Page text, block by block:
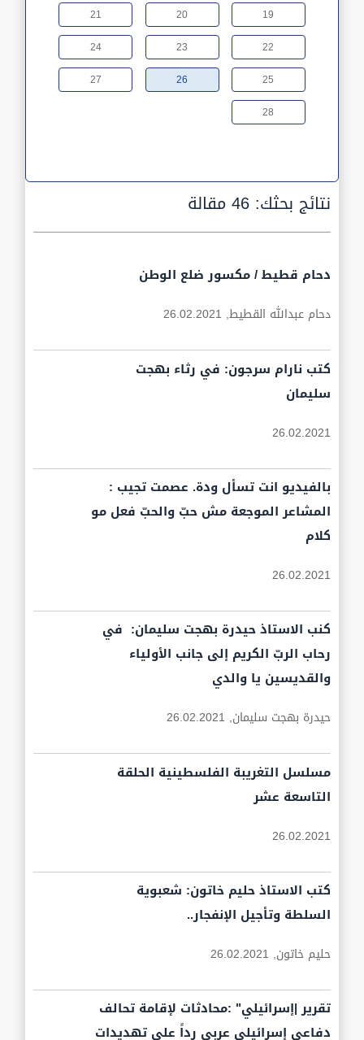
19
20
21
22
23
24
25
26
27
28
نتائج بحثك:46 مقالة
دحام قطيط / مكسور ضلع الوطن
دحام عبدالله القطيط, 26.02.2021
كتب نارام سرجون: في رثاء بهجت
سليمان
26.02.2021
بالفيديو انت تسأل ودة. عصمت تجيب :
المشاعر الموجعة مش حبّ والحبّ فعل مو
كلام
26.02.2021
كنب الاستاذ حيدرة بهجت سليمان: في
رحاب الربّ الكريم إلى جانب الأولياء
والقديسين يا والدي
حيدرة بهجت سليمان, 26.02.2021
مسلسل التغريبة الفلسطينية الحلقة
التاسعة عشر
26.02.2021
كتب الاستاذ حليم خاتون: شعبوية
السلطة وتأجيل الإنفجار..
حليم خاتون, 26.02.2021
تقرير |إسرائيلي" :محادثات لإقامة تحالف
دفاعي إسرائيلي عربي رداً على تهديدات